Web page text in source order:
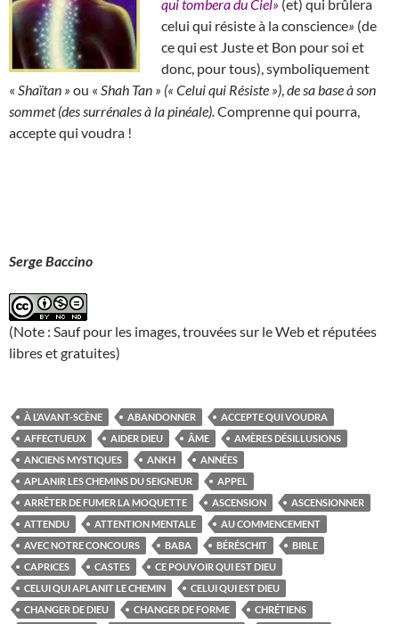
qui tombera du Ciel» (et) qui brûlera
celui qui résiste à la conscience» (de
ce qui est Juste et Bon pour soi et
donc, pour tous), symboliquement
« Shaïtan » ou « Shah Tan » (« Celui qui Résiste ») de sa base à son
sommet (des surrénales à la pinéale). Comprenne qui pourra,
accepte qui voudra !
Serge Baccino
(Note : Sauf pour les images, trouvées sur le Web et réputées
libres et gratuites)
À L’AVANT-SCÈNE ABANDONNER
ACCEPTE QUI VOUDRA
AFFECTUEUX
AIDER DIEU ÂME
AMÈRES DÉSILLUSIONS
ANCIENS MYSTIQUES
ANKH
ANNÉES
APLANIR LES CHEMINS DU SEIGNEUR
APPEL
ARRÊTER DE FUMER LA MOQUETTE
ASCENSION
ASCENSIONNER
ATTENDU
ATTENTION MENTALE
AU COMMENCEMENT
AVEC NOTRE CONCOURS
BABA BÉRÉSCHIT
BIBLE
CAPRICES
CASTES
CE POUVOIR QUI EST DIEU
CELUI QUI APLANIT LE CHEMIN
CELUI QUI EST DIEU
CHANGER DE DIEU
CHANGER DE FORME CHRÉTIENS